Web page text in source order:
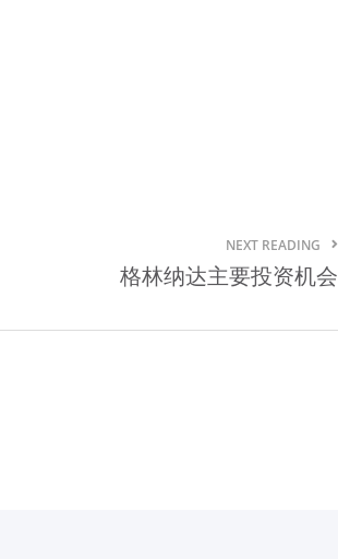
NEXT READING
格林纳达主要投资机会